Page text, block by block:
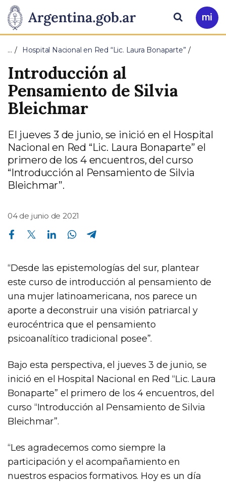
Presidencia
de
la
Nación
Pasar al contenido principal
Ir
a
Buscar
… Hospital Nacional en Red “Lic. Laura Bonaparte”
Introducción al
Pensamiento de Silvia
Bleichmar
El jueves 3 de junio, se inició en el Hospital
Nacional en Red “Lic. Laura Bonaparte” el
primero de los 4 encuentros, del curso
“Introducción al Pensamiento de Silvia
Bleichmar”.
04 de junio de 2021
Compartir en Facebook Compartir en Twitter Compartir en Linkedin Compartir en Whatsapp
“Desde las epistemologías del sur, plantear
este curso de introducción al pensamiento de
una mujer latinoamericana, nos parece un
aporte a deconstruir una visión patriarcal y
eurocéntrica que el pensamiento
psicoanalítico tradicional posee”.
Bajo esta perspectiva, el jueves 3 de junio, se
inició en el Hospital Nacional en Red “Lic. Laura
Bonaparte” el primero de los 4 encuentros, del
curso “Introducción al Pensamiento de Silvia
Bleichmar”.
“Les agradecemos como siempre la
participación y el acompañamiento en
nuestros espacios formativos. Hoy es un día